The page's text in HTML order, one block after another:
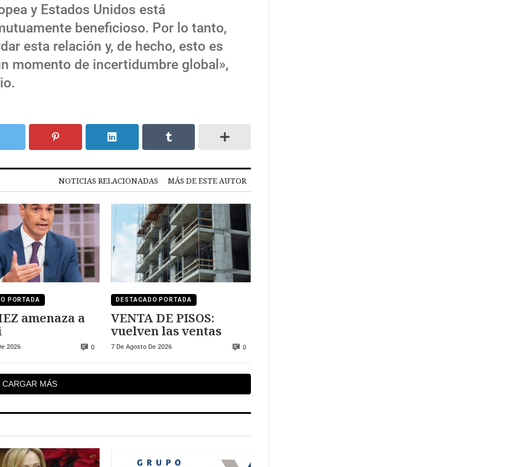
y Estados Unidos está
beneficioso. Por lo tanto,
esta relación y, de hecho, esto es
momento de incertidumbre global»,
NOTICIAS RELACIONADAS MÁS DE ESTE AUTOR
PORTADA
a
2026 0
DESTACADO PORTADA
VENTA DE PISOS:
vuelven las ventas
7 De Agosto De 2026 0
CARGAR MÁS